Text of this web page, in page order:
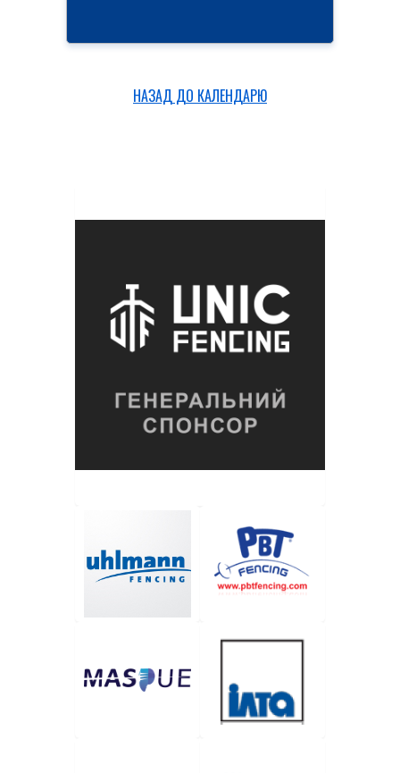
НАЗАД ДО КАЛЕНДАРЮ